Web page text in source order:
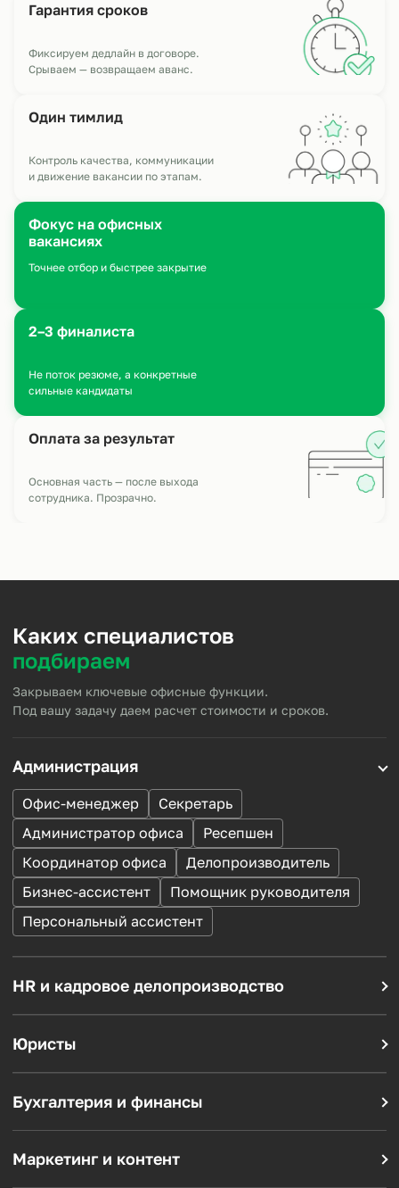
Гарантия сроков
Фиксируем дедлайн в договоре.
Срываем — возвращаем аванс.
Один тимлид
Контроль качества, коммуникации
и движение вакансии по этапам.
Фокус на офисных
вакансиях
Точнее отбор и быстрее закрытие
2–3 финалиста
Не поток резюме, а конкретные
сильные кандидаты
Оплата за результат
Основная часть — после выхода
сотрудника. Прозрачно.
Каких специалистов
подбираем
Закрываем ключевые офисные функции.
Под вашу задачу даем расчет стоимости и сроков.
Администрация
Офис-менеджер
Секретарь
Администратор офиса
Ресепшен
Координатор офиса
Делопроизводитель
Бизнес-ассистент
Помощник руководителя
Персональный ассистент
HR и кадровое делопроизводство
Рекрутер
Инспектор отдела кадров
Специалист по кадровому учету
Воинский учет
Юристы
Договорной юрист
Юрисконсульт
Помощник юриста
Бухгалтерия и финансы
Бухгалтер на участок
Главный бухгалтер
Маркетинг и контент